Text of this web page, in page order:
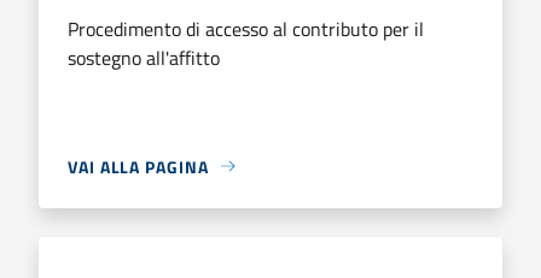
Procedimento di accesso al contributo per il
sostegno all'affitto
VAI ALLA PAGINA